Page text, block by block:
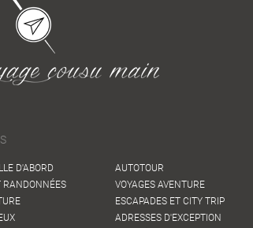
D'ABORD
RANDONNÉES
AUTOTOUR
VOYAGES AVENTURE
ESCAPADES ET CITY TRIP
ADRESSES D'EXCEPTION